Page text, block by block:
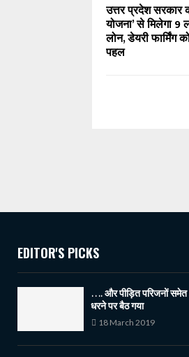
उत्तर प्रदेश सरकार
योजना’ से मिलेगा
लोन, डेयरी फार्मिंग
पहल
EDITOR'S PICKS
…. और पीड़ित परिजनों समेत
धरने पर बैठ गया
18 March 2019